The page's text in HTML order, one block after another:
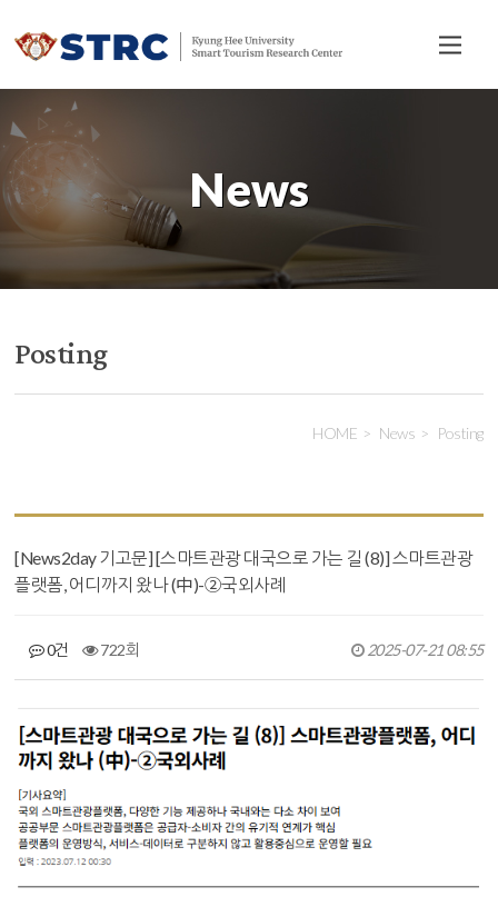
전
체
News
Posting
HOME News Posting
[News2day 기고문] [스마트관광 대국으로 가는 길 (8)] 스마트관광
플랫폼, 어디까지 왔나 (中)-②국외사례
0건 722회 2025-07-21 08:55